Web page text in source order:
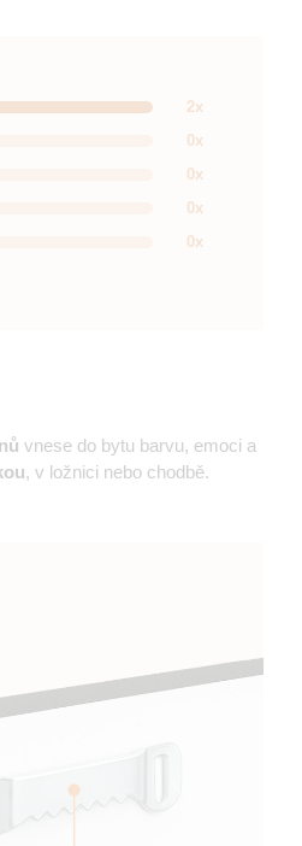
0x
0x
0x
0x
2x
vnese do bytu barvu, emoci a
, v ložnici nebo chodbě.